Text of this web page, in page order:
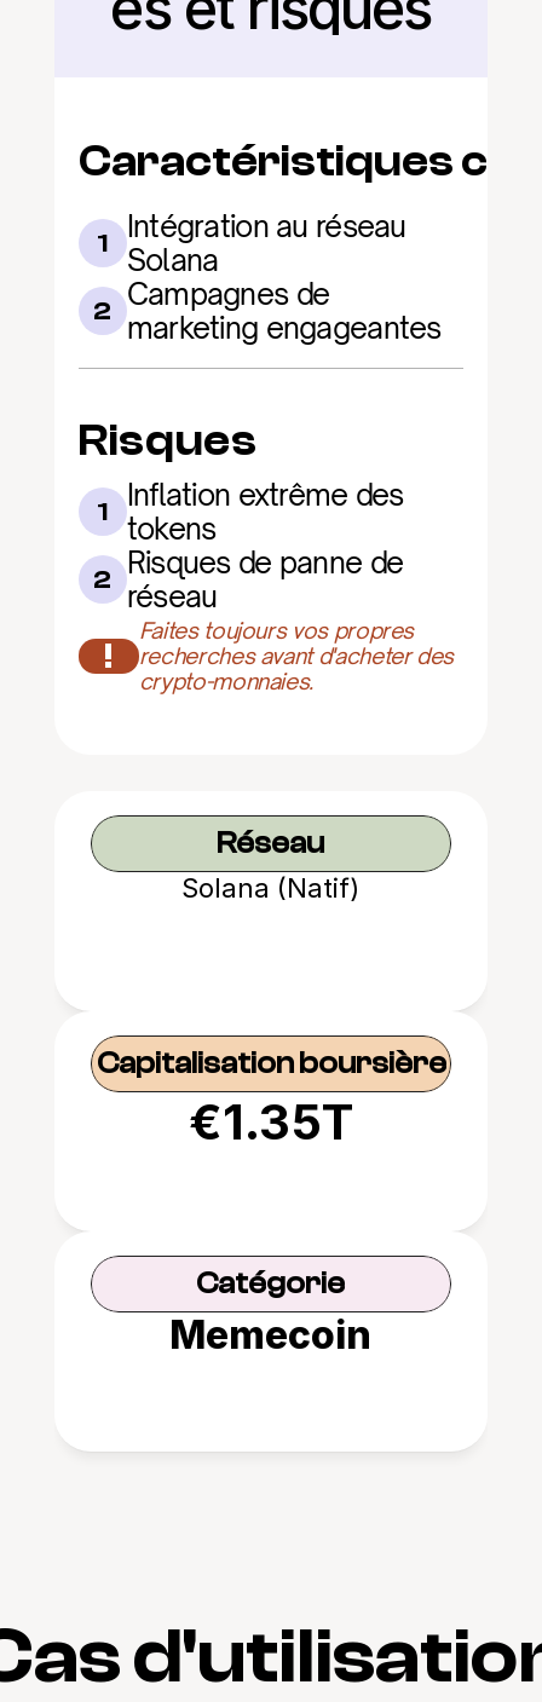
Caractéristiques
1
Intégration au réseau
Solana
2 Campagnes de
marketing engageantes
Risques
1
Inflation extrême des
tokens
2 Risques de panne de
réseau
!
Faites toujours vos propres
recherches avant d'acheter des
crypto-monnaies.
Réseau
Solana (Natif)
Capitalisation boursière
€1.35T
Catégorie
Memecoin